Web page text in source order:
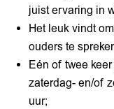
juist ervaring in
Het leuk vindt
ouders te
Eén of twee
zaterdag- en/of
uur;